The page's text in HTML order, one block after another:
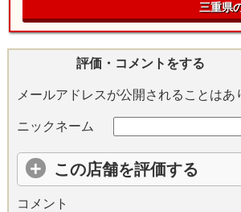
三重県
評価・コメントをする
メールアドレスが公開されることはあ
ニックネーム
この店舗を評価する
コメント